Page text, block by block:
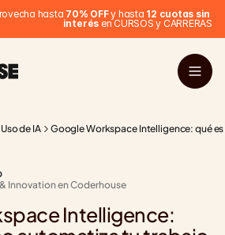
hasta 70% OFF y hasta 12 cuotas sin
interés en CURSOS y CARRERAS
Uso de IA Google Workspace Intelligence: qué
Innovation en Coderhouse
Intelligence: